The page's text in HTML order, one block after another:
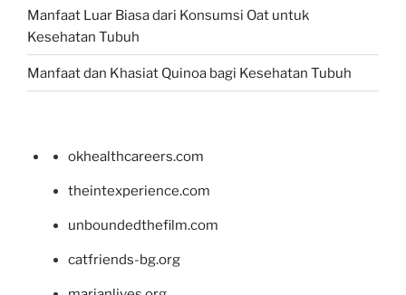
Manfaat Luar Biasa dari Konsumsi Oat untuk
Kesehatan Tubuh
Manfaat dan Khasiat Quinoa bagi Kesehatan Tubuh
okhealthcareers.com
theintexperience.com
unboundedthefilm.com
catfriends-bg.org